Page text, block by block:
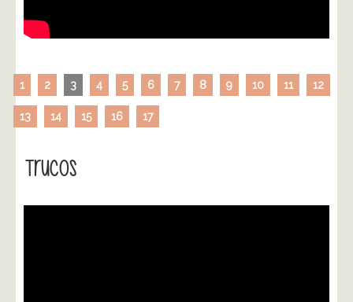
1 2 3 4 5 6 7 8 9 10 11 12
13 14 15 16 17
Trucos